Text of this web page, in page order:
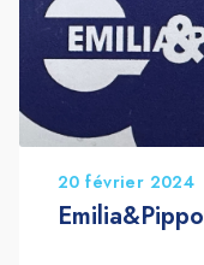
20 février 2024
Emilia&Pippo